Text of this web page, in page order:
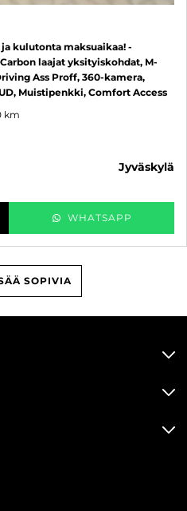
kulutonta maksuaikaa! -
laajat yksityiskohdat, M-
Ass Proff, 360-kamera,
Muistipenkki, Comfort Access
km
jyväskylä
WHATSAPP
SOPIVIA